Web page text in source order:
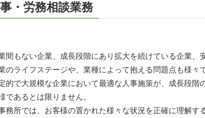
・労務相談業務
間もない企業、成長段階にあり拡大を続けている企業、
のライフステージや、業種によって抱える問題点も様々
的で大規模な企業において最適な人事施策が、成長段階
であるとは限りません。
務所では、お客様の置かれた様々な状況を正確に理解す